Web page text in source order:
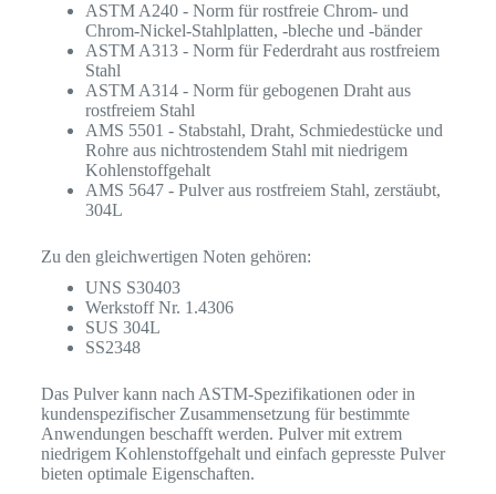
ASTM A240 - Norm für rostfreie Chrom- und
Chrom-Nickel-Stahlplatten, -bleche und -bänder
ASTM A313 - Norm für Federdraht aus rostfreiem
Stahl
ASTM A314 - Norm für gebogenen Draht aus
rostfreiem Stahl
AMS 5501 - Stabstahl, Draht, Schmiedestücke und
Rohre aus nichtrostendem Stahl mit niedrigem
Kohlenstoffgehalt
AMS 5647 - Pulver aus rostfreiem Stahl, zerstäubt,
304L
Zu den gleichwertigen Noten gehören:
UNS S30403
Werkstoff Nr. 1.4306
SUS 304L
SS2348
Das Pulver kann nach ASTM-Spezifikationen oder in
kundenspezifischer Zusammensetzung für bestimmte
Anwendungen beschafft werden. Pulver mit extrem
niedrigem Kohlenstoffgehalt und einfach gepresste Pulver
bieten optimale Eigenschaften.